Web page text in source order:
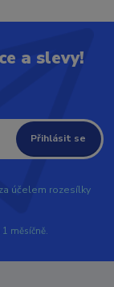
a slevy!
Přihlásit se
za účelem rozesílky
1 měsíčně.